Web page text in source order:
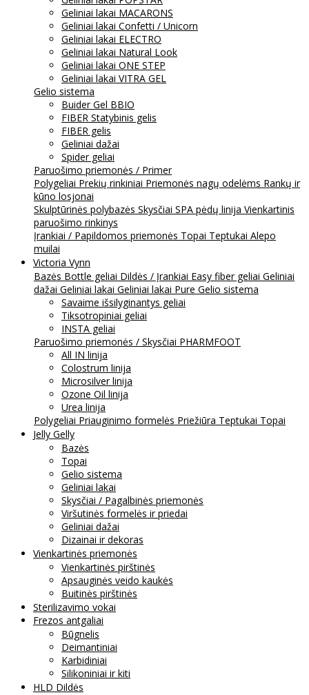
Geliniai lakai MACARONS
Geliniai lakai Confetti / Unicorn
Geliniai lakai ELECTRO
Geliniai lakai Natural Look
Geliniai lakai ONE STEP
Geliniai lakai VITRA GEL
Gelio sistema
Buider Gel BBIO
FIBER Statybinis gelis
FIBER gelis
Geliniai dažai
Spider geliai
Paruošimo priemonės / Primer
Polygeliai Prekių rinkiniai Priemonės nagų odelėms Rankų ir
kūno losjonai
Skulptūrinės polybazės Skysčiai SPA pėdų linija Vienkartinis
paruošimo rinkinys
Įrankiai / Papildomos priemonės Topai Teptukai Alepo
muilai
Victoria Vynn
Bazės Bottle geliai Dildės / Įrankiai Easy fiber geliai Geliniai
dažai Geliniai lakai Geliniai lakai Pure Gelio sistema
Savaime išsilyginantys geliai
Tiksotropiniai geliai
INSTA geliai
Paruošimo priemonės / Skysčiai PHARMFOOT
All IN linija
Colostrum linija
Microsilver linija
Ozone Oil linija
Urea linija
Polygeliai Priauginimo formelės Priežiūra Teptukai Topai
Jelly Gelly
Bazės
Topai
Gelio sistema
Geliniai lakai
Skysčiai / Pagalbinės priemonės
Viršutinės formelės ir priedai
Geliniai dažai
Dizainai ir dekoras
Vienkartinės priemonės
Vienkartinės pirštinės
Apsauginės veido kaukės
Buitinės pirštinės
Sterilizavimo vokai
Frezos antgaliai
Būgnelis
Deimantiniai
Karbidiniai
Silikoniniai ir kiti
HLD Dildės